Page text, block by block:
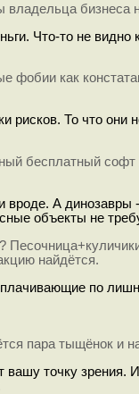
бизнеса
Что-то не
фобии как
рисков. То что они
бесплатный софт
А
объекты не
найдётся.
по
пара тыщёнок и
точку зрения.